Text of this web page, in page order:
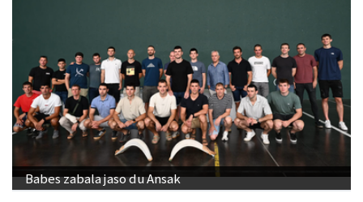
Babes zabala jaso du Ansak